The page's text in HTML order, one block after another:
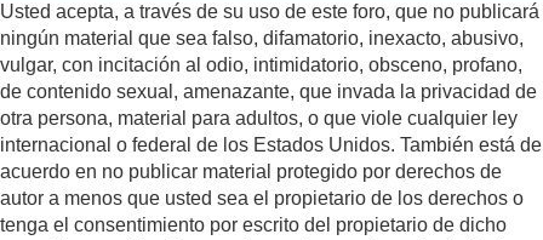
Usted acepta, a través de su uso de este foro, que no publicará
ningún material que sea falso, difamatorio, inexacto, abusivo,
vulgar, con incitación al odio, intimidatorio, obsceno, profano,
de contenido sexual, amenazante, que invada la privacidad de
otra persona, material para adultos, o que viole cualquier ley
internacional o federal de los Estados Unidos. También está de
acuerdo en no publicar material protegido por derechos de
autor a menos que usted sea el propietario de los derechos o
tenga el consentimiento por escrito del propietario de dicho